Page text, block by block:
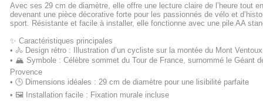
Avec ses 29 cm de diamètre, elle offre une lecture claire de l’heure tout
devenant une pièce décorative forte pour les passionnés de vélo et
sport. Résistante et facile à installer, elle fonctionne avec une pile AA
✨ Caractéristiques principales
• 🚴 Design rétro : Illustration d’un cycliste sur la montée du Mont
• 🏔️ Symbole : Célèbre sommet du Tour de France, surnommé le Géant
Provence
• 🕒 Dimensions idéales : 29 cm de diamètre pour une lisibilité parfaite
• 🖼️ Installation facile : Fixation murale incluse